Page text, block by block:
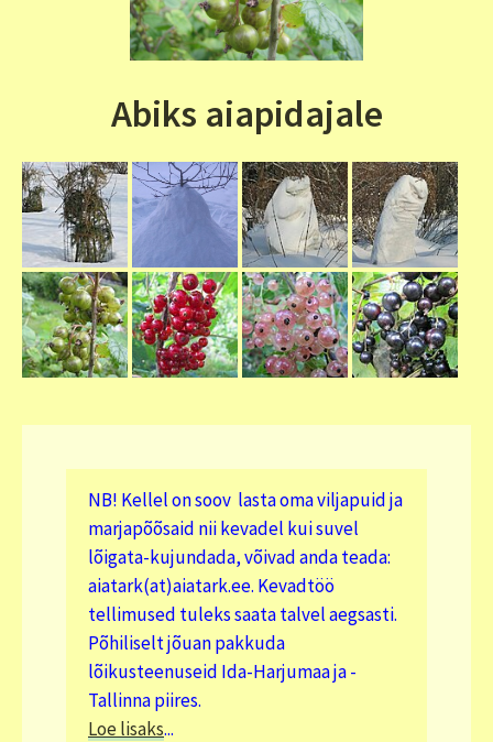
Abiks aiapidajale
NB! Kellel on soov lasta oma viljapuid ja
marjapõõsaid nii kevadel kui suvel
lõigata-kujundada, võivad anda teada:
aiatark(at)aiatark.ee. Kevadtöö
tellimused tuleks saata talvel aegsasti.
Põhiliselt jõuan pakkuda
lõikusteenuseid Ida-Harjumaa ja -
Tallinna piires.
Loe lisaks...